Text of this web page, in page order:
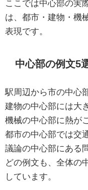
ここでは中心部の実
は、都市・建物・機
表現です。
中心部の例文5
駅周辺から市の中心
建物の中心部には大
機械の中心部に熱が
都市の中心部では交
議論の中心部にある
どの例文も、全体の
しています。